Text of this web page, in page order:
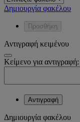
Δημιουργία φακέλου
Προσθήκη
Αντιγραφή κειμένου
Κείμενο για αντιγραφή:
Αντιγραφή
Δημιουργία φακέλου